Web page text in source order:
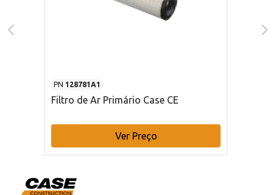
PN 128781A1
Filtro de Ar Primário Case CE
Ver Preço